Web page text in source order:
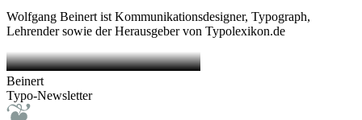
Wolfgang Beinert ist Kommunikationsdesigner, Typograph,
Lehrender sowie der Herausgeber von Typolexikon.de
Beinert
Typo-Newsletter